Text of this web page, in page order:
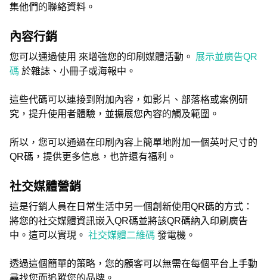
集他們的聯絡資料。
內容行銷
您可以通過使用 來增強您的印刷媒體活動。 展示並廣告QR
碼 於雜誌、小冊子或海報中。
這些代碼可以連接到附加內容，如影片、部落格或案例研
究，提升使用者體驗，並擴展您內容的觸及範圍。
所以，您可以通過在印刷內容上簡單地附加一個英吋尺寸的
QR碼，提供更多信息，也許還有福利。
社交媒體營銷
這是行銷人員在日常生活中另一個創新使用QR碼的方式：
將您的社交媒體資訊嵌入QR碼並將該QR碼納入印刷廣告
中。這可以實現。 社交媒體二維碼 發電機。
透過這個簡單的策略，您的顧客可以無需在每個平台上手動
尋找您而追蹤您的品牌。